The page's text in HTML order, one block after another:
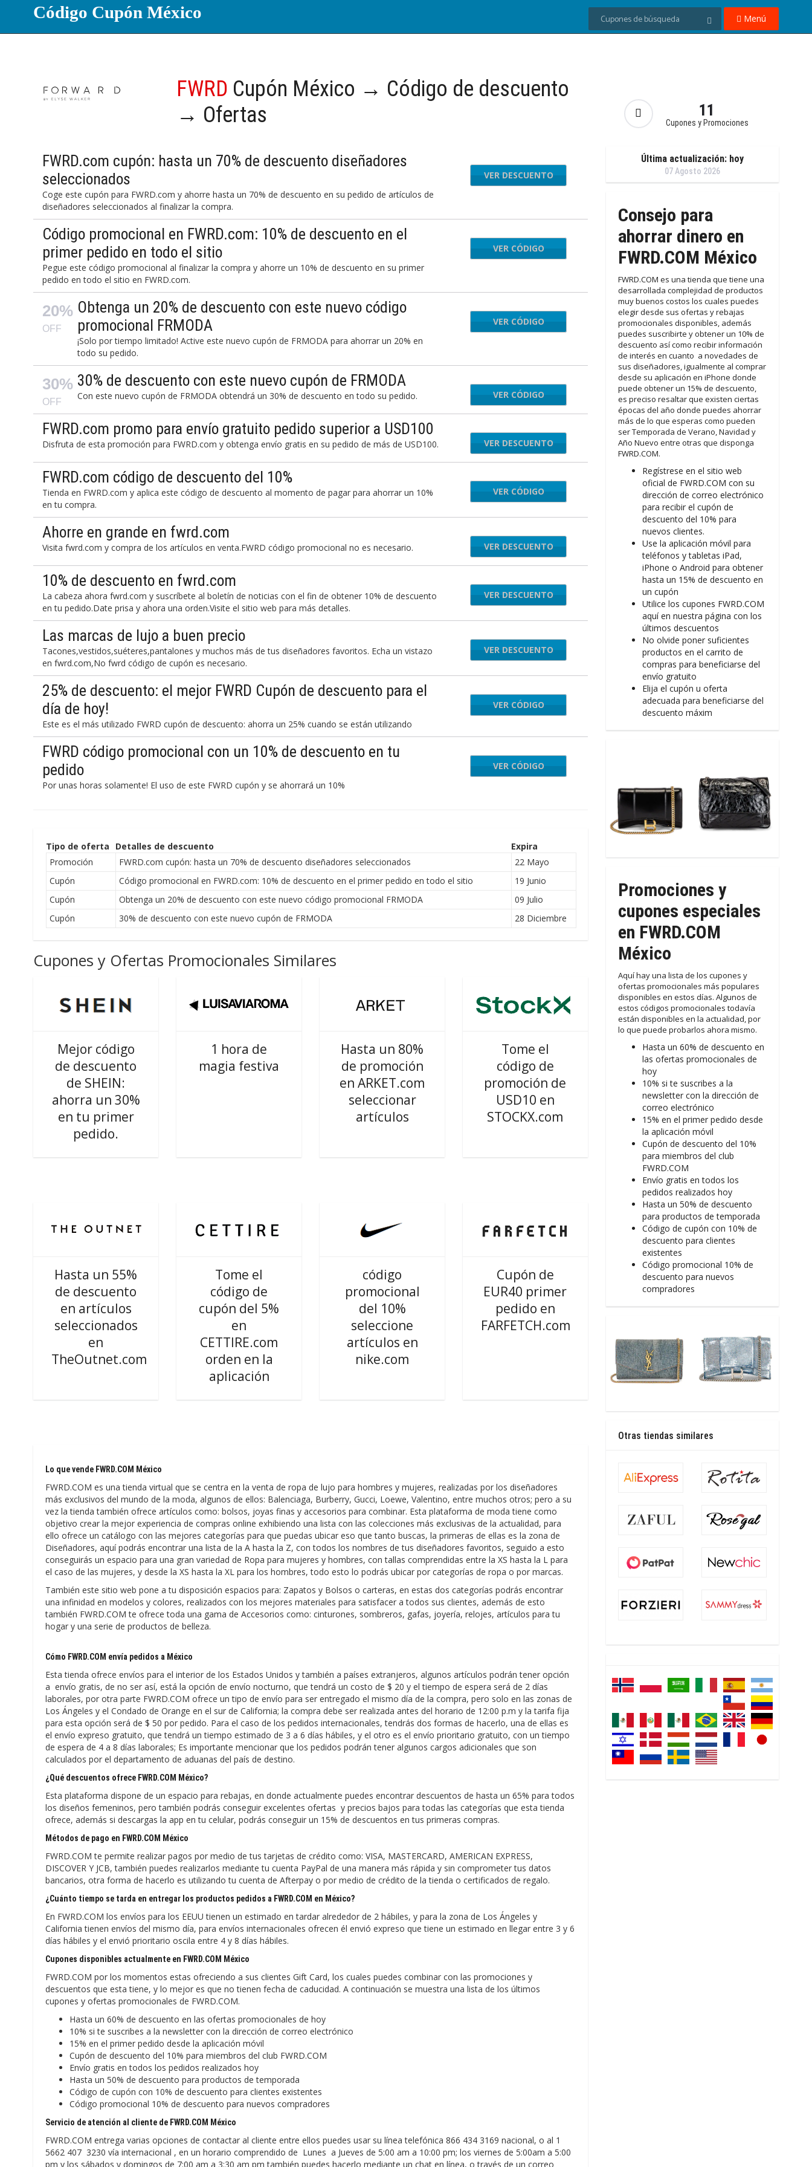
Código Cupón México Menú
FWRD Cupón México → Código de descuento
→ Ofertas
11
Cupones y Promociones
FWRD.com cupón: hasta un 70% de descuento diseñadores
seleccionados
Coge este cupón para FWRD.com y ahorre hasta un 70% de descuento en su pedido de artículos de
diseñadores seleccionados al finalizar la compra.
VER DESCUENTO
Código promocional en FWRD.com: 10% de descuento en el
primer pedido en todo el sitio
Pegue este código promocional al finalizar la compra y ahorre un 10% de descuento en su primer
pedido en todo el sitio en FWRD.com.
FWRD10
VER CÓDIGO
20%
OFF
Obtenga un 20% de descuento con este nuevo código
promocional FRMODA
¡Solo por tiempo limitado! Active este nuevo cupón de FRMODA para ahorrar un 20% en
todo su pedido.
EXTRA20
VER CÓDIGO
30%
OFF
30% de descuento con este nuevo cupón de FRMODA
Con este nuevo cupón de FRMODA obtendrá un 30% de descuento en todo su pedido. NICHE19
VER CÓDIGO
FWRD.com promo para envío gratuito pedido superior a USD100
Disfruta de esta promoción para FWRD.com y obtenga envío gratis en su pedido de más de USD100. VER DESCUENTO
FWRD.com código de descuento del 10%
Tienda en FWRD.com y aplica este código de descuento al momento de pagar para ahorrar un 10%
en tu compra.
TURBO1
VER CÓDIGO
Ahorre en grande en fwrd.com
Visita fwrd.com y compra de los artículos en venta.FWRD código promocional no es necesario. VER DESCUENTO
10% de descuento en fwrd.com
La cabeza ahora fwrd.com y suscríbete al boletín de noticias con el fin de obtener 10% de descuento
en tu pedido.Date prisa y ahora una orden.Visite el sitio web para más detalles.
VER DESCUENTO
Las marcas de lujo a buen precio
Tacones,vestidos,suéteres,pantalones y muchos más de tus diseñadores favoritos. Echa un vistazo
en fwrd.com,No fwrd código de cupón es necesario.
VER DESCUENTO
25% de descuento: el mejor FWRD Cupón de descuento para el
día de hoy!
Este es el más utilizado FWRD cupón de descuento: ahorra un 25% cuando se están utilizando
ove2014
VER CÓDIGO
FWRD código promocional con un 10% de descuento en tu
pedido
Por unas horas solamente! El uso de este FWRD cupón y se ahorrará un 10%
plush
VER CÓDIGO
Tipo de oferta Detalles de descuento
Expira
Promoción
FWRD.com cupón: hasta un 70% de descuento diseñadores seleccionados
22 Mayo
Cupón
Código promocional en FWRD.com: 10% de descuento en el primer pedido en todo el sitio
19 Junio
Cupón
Obtenga un 20% de descuento con este nuevo código promocional FRMODA
09 Julio
Cupón
30% de descuento con este nuevo cupón de FRMODA 28 Diciembre
Cupones y Ofertas Promocionales Similares
Mejor código
de descuento
de SHEIN:
ahorra un 30%
en tu primer
pedido.
1 hora de
magia festiva
Hasta un 80%
de promoción
en ARKET.com
seleccionar
artículos
Tome el
código de
promoción de
USD10 en
STOCKX.com
Hasta un 55%
de descuento
en artículos
seleccionados
en
TheOutnet.com
Tome el
código de
cupón del 5%
en
CETTIRE.com
orden en la
aplicación
código
promocional
del 10%
seleccione
artículos en
nike.com
Cupón de
EUR40 primer
pedido en
FARFETCH.com
Lo que vende FWRD.COM México
FWRD.COM es una tienda virtual que se centra en la venta de ropa de lujo para hombres y mujeres, realizadas por los diseñadores
más exclusivos del mundo de la moda, algunos de ellos: Balenciaga, Burberry, Gucci, Loewe, Valentino, entre muchos otros; pero a su
vez la tienda también ofrece artículos como: bolsos, joyas finas y accesorios para combinar. Esta plataforma de moda tiene como
objetivo crear la mejor experiencia de compras online exhibiendo una lista con las colecciones más exclusivas de la actualidad, para
ello ofrece un catálogo con las mejores categorías para que puedas ubicar eso que tanto buscas, la primeras de ellas es la zona de
Diseñadores, aquí podrás encontrar una lista de la A hasta la Z, con todos los nombres de tus diseñadores favoritos, seguido a esto
conseguirás un espacio para una gran variedad de Ropa para mujeres y hombres, con tallas comprendidas entre la XS hasta la L para
el caso de las mujeres, y desde la XS hasta la XL para los hombres, todo esto lo podrás ubicar por categorías de ropa o por marcas.
También este sitio web pone a tu disposición espacios para: Zapatos y Bolsos o carteras, en estas dos categorías podrás encontrar
una infinidad en modelos y colores, realizados con los mejores materiales para satisfacer a todos sus clientes, además de esto
también FWRD.COM te ofrece toda una gama de Accesorios como: cinturones, sombreros, gafas, joyería, relojes, artículos para tu
hogar y una serie de productos de belleza.
Cómo FWRD.COM envía pedidos a México
Esta tienda ofrece envíos para el interior de los Estados Unidos y también a países extranjeros, algunos artículos podrán tener opción
a envío gratis, de no ser así, está la opción de envío nocturno, que tendrá un costo de $ 20 y el tiempo de espera será de 2 días
laborales, por otra parte FWRD.COM ofrece un tipo de envío para ser entregado el mismo día de la compra, pero solo en las zonas de
Los Ángeles y el Condado de Orange en el sur de California; la compra debe ser realizada antes del horario de 12:00 p.m y la tarifa fija
para esta opción será de $ 50 por pedido. Para el caso de los pedidos internacionales, tendrás dos formas de hacerlo, una de ellas es
el envío expreso gratuito, que tendrá un tiempo estimado de 3 a 6 días hábiles, y el otro es el envío prioritario gratuito, con un tiempo
de espera de 4 a 8 días laborales; Es importante mencionar que los pedidos podrán tener algunos cargos adicionales que son
calculados por el departamento de aduanas del país de destino.
¿Qué descuentos ofrece FWRD.COM México?
Esta plataforma dispone de un espacio para rebajas, en donde actualmente puedes encontrar descuentos de hasta un 65% para todos
los diseños femeninos, pero también podrás conseguir excelentes ofertas y precios bajos para todas las categorías que esta tienda
ofrece, además si descargas la app en tu celular, podrás conseguir un 15% de descuentos en tus primeras compras.
Métodos de pago en FWRD.COM México
FWRD.COM te permite realizar pagos por medio de tus tarjetas de crédito como: VISA, MASTERCARD, AMERICAN EXPRESS,
DISCOVER Y JCB, también puedes realizarlos mediante tu cuenta PayPal de una manera más rápida y sin comprometer tus datos
bancarios, otra forma de hacerlo es utilizando tu cuenta de Afterpay o por medio de crédito de la tienda o certificados de regalo.
¿Cuánto tiempo se tarda en entregar los productos pedidos a FWRD.COM en México?
En FWRD.COM los envíos para los EEUU tienen un estimado en tardar alrededor de 2 hábiles, y para la zona de Los Ángeles y
California tienen envíos del mismo día, para envíos internacionales ofrecen él envió expreso que tiene un estimado en llegar entre 3 y 6
días hábiles y el envió prioritario oscila entre 4 y 8 días hábiles.
Cupones disponibles actualmente en FWRD.COM México
FWRD.COM por los momentos estas ofreciendo a sus clientes Gift Card, los cuales puedes combinar con las promociones y
descuentos que esta tiene, y lo mejor es que no tienen fecha de caducidad. A continuación se muestra una lista de los últimos
cupones y ofertas promocionales de FWRD.COM.
Hasta un 60% de descuento en las ofertas promocionales de hoy
10% si te suscribes a la newsletter con la dirección de correo electrónico
15% en el primer pedido desde la aplicación móvil
Cupón de descuento del 10% para miembros del club FWRD.COM
Envío gratis en todos los pedidos realizados hoy
Hasta un 50% de descuento para productos de temporada
Código de cupón con 10% de descuento para clientes existentes
Código promocional 10% de descuento para nuevos compradores
Servicio de atención al cliente de FWRD.COM México
FWRD.COM entrega varias opciones de contactar al cliente entre ellos puedes usar su línea telefónica 866 434 3169 nacional, o al 1
5662 407 3230 vía internacional , en un horario comprendido de Lunes a Jueves de 5:00 am a 10:00 pm; los viernes de 5:00am a 5:00
pm y los sábados y domingos de 7:00 am a 3:30 am pm también puedes hacerlo mediante un chat en línea, o través de un correo
Última actualización: hoy
07 Agosto 2026
Consejo para
ahorrar dinero en
FWRD.COM México
FWRD.COM es una tienda que tiene una
desarrollada complejidad de productos
muy buenos costos los cuales puedes
elegir desde sus ofertas y rebajas
promocionales disponibles, además
puedes suscribirte y obtener un 10% de
descuento así como recibir información
de interés en cuanto a novedades de
sus diseñadores, igualmente al comprar
desde su aplicación en iPhone donde
puede obtener un 15% de descuento,
es preciso resaltar que existen ciertas
épocas del año donde puedes ahorrar
más de lo que esperas como pueden
ser Temporada de Verano, Navidad y
Año Nuevo entre otras que disponga
FWRD.COM.
Regístrese en el sitio web
oficial de FWRD.COM con su
dirección de correo electrónico
para recibir el cupón de
descuento del 10% para
nuevos clientes.
Use la aplicación móvil para
teléfonos y tabletas iPad,
iPhone o Android para obtener
hasta un 15% de descuento en
un cupón
Utilice los cupones FWRD.COM
aquí en nuestra página con los
últimos descuentos
No olvide poner suficientes
productos en el carrito de
compras para beneficiarse del
envío gratuito
Elija el cupón u oferta
adecuada para beneficiarse del
descuento máxim
Promociones y
cupones especiales
en FWRD.COM
México
Aquí hay una lista de los cupones y
ofertas promocionales más populares
disponibles en estos días. Algunos de
estos códigos promocionales todavía
están disponibles en la actualidad, por
lo que puede probarlos ahora mismo.
Hasta un 60% de descuento en
las ofertas promocionales de
hoy
10% si te suscribes a la
newsletter con la dirección de
correo electrónico
15% en el primer pedido desde
la aplicación móvil
Cupón de descuento del 10%
para miembros del club
FWRD.COM
Envío gratis en todos los
pedidos realizados hoy
Hasta un 50% de descuento
para productos de temporada
Código de cupón con 10% de
descuento para clientes
existentes
Código promocional 10% de
descuento para nuevos
compradores
Otras tiendas similares